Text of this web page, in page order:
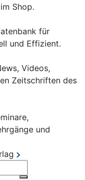
Shop.
für
und Effizient.
Videos,
Zeitschriften des
und